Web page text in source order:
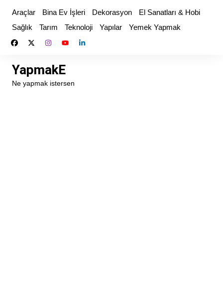
content
Araçlar Bina Ev İşleri Dekorasyon
El Sanatları & Hobi
Sağlık
Tarım Teknoloji Yapılar Yemek Yapmak
YapmakE
Ne yapmak istersen